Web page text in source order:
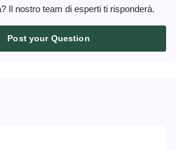
Il nostro team di esperti ti risponderà.
Post your Question